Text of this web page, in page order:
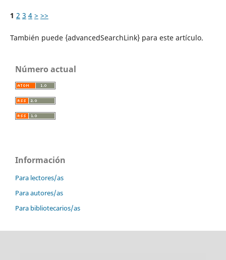
1 2 3 4 > >>
También puede {advancedSearchLink} para este artículo.
Número actual
Información
Para lectores/as
Para autores/as
Para bibliotecarios/as